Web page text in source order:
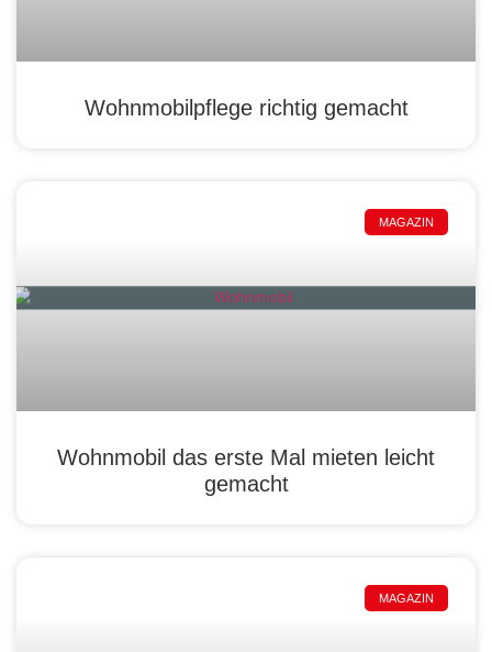
Wohnmobilpflege richtig gemacht
MAGAZIN
Wohnmobil das erste Mal mieten leicht
gemacht
MAGAZIN